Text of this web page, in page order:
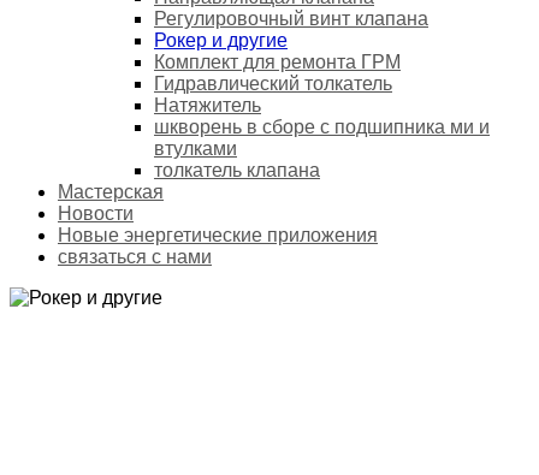
Регулировочный винт клапана
Рокер и другие
Комплект для ремонта ГРМ
Гидравлический толкатель
Натяжитель
шкворень в сборе с подшипника ми и
втулками
толкатель клапана
Мастерская
Новости
Новые энергетические приложения
связаться с нами